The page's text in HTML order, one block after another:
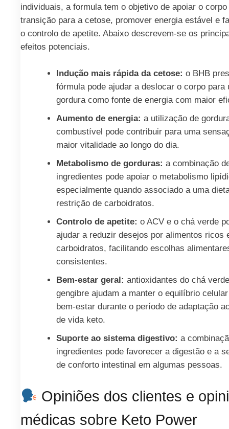
individuais, a formula tem o objetivo de apoiar o corpo
transição para a cetose, promover energia estável e
o controlo de apetite. Abaixo descrevem-se os
efeitos potenciais.
Indução mais rápida da cetose: o BHB
fórmula pode ajudar a deslocar o corpo para
gordura como fonte de energia com maior
Aumento de energia: a utilização de
combustível pode contribuir para uma
maior vitalidade ao longo do dia.
Metabolismo de gorduras: a combinação
ingredientes pode apoiar o metabolismo
especialmente quando associado a uma
restrição de carboidratos.
Controlo de apetite: o ACV e o chá verde
ajudar a reduzir desejos por alimentos ricos
carboidratos, facilitando escolhas
consistentes.
Bem-estar geral: antioxidantes do chá
gengibre ajudam a manter o equilíbrio
bem-estar durante o período de adaptação
de vida keto.
Suporte ao sistema digestivo: a
ingredientes pode favorecer a digestão e a
de conforto intestinal em algumas pessoas.
Opiniões dos clientes e
médicas sobre Keto Power